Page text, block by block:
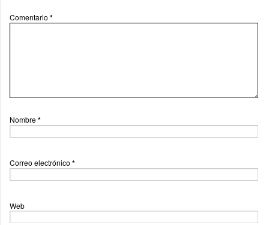
Comentario *
Nombre*
Correo electrónico *
Web